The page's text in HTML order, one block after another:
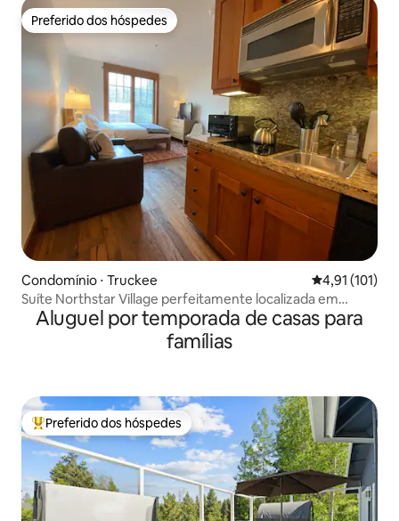
Preferido dos hóspedes
Preferido dos hóspedes
Condomínio ⋅ Truckee 4,91 de uma
4,91 (101)
Suíte Northstar Village perfeitamente localizada em
Tahoe
Aluguel por temporada de casas para
famílias
Entre os melhores preferidos dos hóspedes
Preferido dos hóspedes